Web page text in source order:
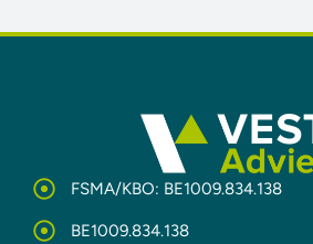
FSMA/KBO: BE1009.834.138
BE1009.834.138